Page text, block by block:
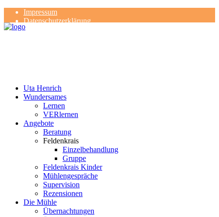
Impressum
Datenschutzerklärung
Kontakt
Uta Henrich
Wundersames
Lernen
VERlernen
Angebote
Beratung
Feldenkrais
Einzelbehandlung
Gruppe
Feldenkrais Kinder
Mühlengespräche
Supervision
Rezensionen
Die Mühle
Übernachtungen